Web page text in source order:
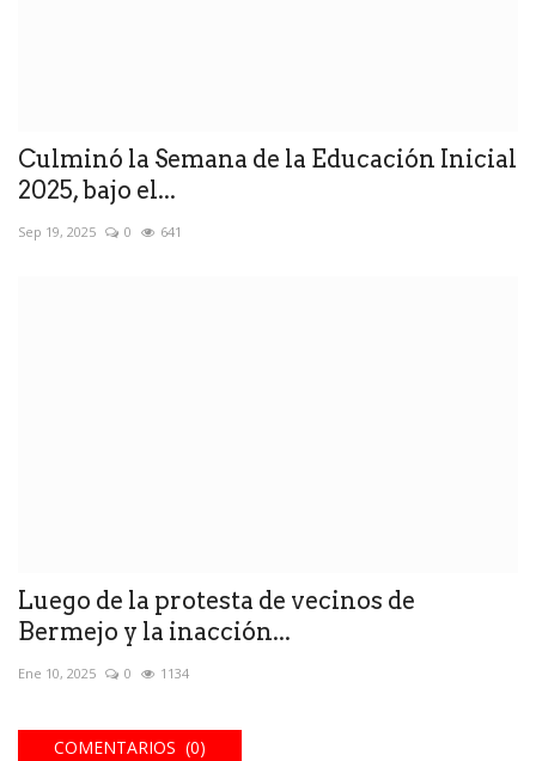
Culminó la Semana de la Educación Inicial
2025, bajo el...
Sep 19, 2025 0 641
Luego de la protesta de vecinos de
Bermejo y la inacción...
Ene 10, 2025 0 1134
COMENTARIOS (0)